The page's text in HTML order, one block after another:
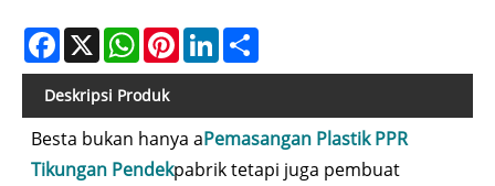
Facebook
X WhatsAppPinterestLinkedIn
Deskripsi Produk
Besta bukan hanya aPemasangan Plastik PPR
Tikungan Pendekpabrik tetapi juga pembuat